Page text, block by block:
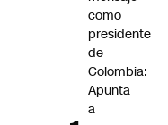
como
presidente
de
Colombia:
Apunta
a